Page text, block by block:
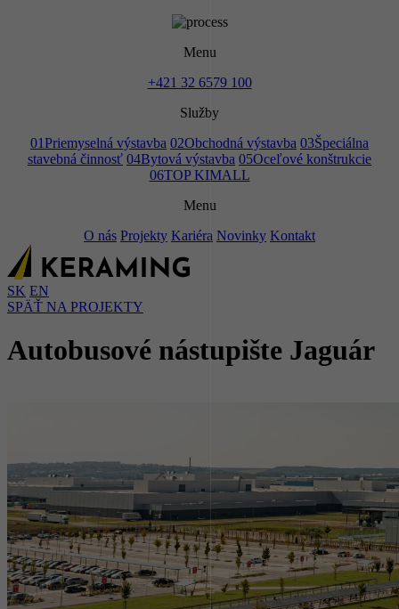
Menu
+421 32 6579 100
Služby
01Priemyselná výstavba 02Obchodná výstavba 03Špeciálna
stavebná činnosť 04Bytová výstavba 05Oceľové konštrukcie
06TOP KIMALL
Menu
O nás Projekty Kariéra Novinky Kontakt
SK EN
SPÄŤ NA PROJEKTY
Autobusové nástupište Jaguár